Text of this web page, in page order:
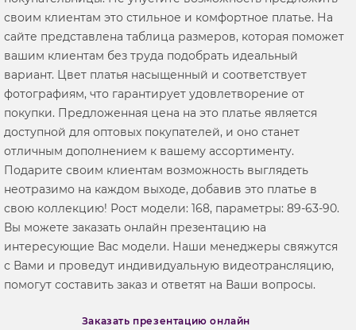
своим клиентам это стильное и комфортное платье. На
сайте представлена таблица размеров, которая поможет
вашим клиентам без труда подобрать идеальный
вариант. Цвет платья насыщенный и соответствует
фотографиям, что гарантирует удовлетворение от
покупки. Предложенная цена на это платье является
доступной для оптовых покупателей, и оно станет
отличным дополнением к вашему ассортименту.
Подарите своим клиентам возможность выглядеть
неотразимо на каждом выходе, добавив это платье в
свою коллекцию! Рост модели: 168, параметры: 89-63-90.
Вы можете заказать онлайн презентацию на
интересующие Вас модели. Наши менеджеры свяжутся
с Вами и проведут индивидуальную видеотрансляцию,
помогут составить заказ и ответят на Ваши вопросы.
Заказать презентацию онлайн